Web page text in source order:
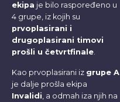
ekipa je bilo raspoređeno u
4 grupe, iz kojih su
prvoplasirani i
drugoplasirani timovi
prošli u četvrtfinale.
Kao prvoplasirani iz grupe A
je dalje prošla ekipa
Invalidi , a odmah iza njih na